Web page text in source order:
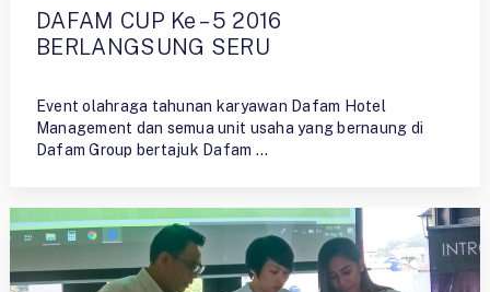
DAFAM CUP Ke – 5 2016
BERLANGSUNG SERU
Event olahraga tahunan karyawan Dafam Hotel
Management dan semua unit usaha yang bernaung di
Dafam Group bertajuk Dafam …